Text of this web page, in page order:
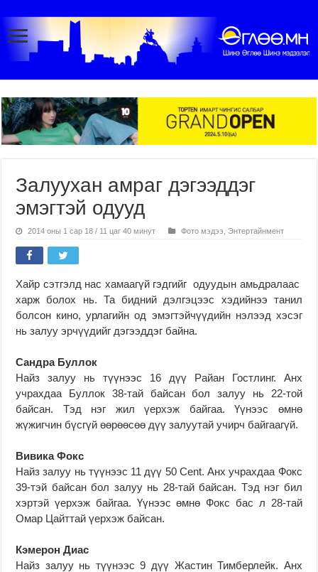
Залуухан амраг дэгээддэг
эмэгтэй одууд
2014 оны 1 сар 18 / 11 цаг 40 минут Фото мэдээ Энтертайнмент
Хайр сэтгэлд нас хамаагүй гэдгийг одуудын амьдралаас
харж болох нь. Та бидний дэлгэцээс хэдийнээ танил
болсон кино, урлагийн од эмэгтэйчүүдийн нэлээд хэсэг
нь залуу эрчүүдийг дэгээддэг байна.
Сандра Буллок
Найз залуу нь түүнээс 16 дүү Райан Гостлинг. Анх
учрахдаа Буллок 38-тай байсан бол залуу нь 22-той
байсан. Тэд нэг жил үерхэж байгаа. Үүнээс өмнө
жүжигчин бүсгүй өөрөөсөө дүү залуутай учирч байгаагүй.
Вивика Фокс
Найз залуу нь түүнээс 11 дүү 50 Cent. Анх учрахдаа Фокс
39-тэй байсан бол залуу нь 28-тай байсан. Тэд нэг бил
хэртэй үерхэж байгаа. Үүнээс өмнө Фокс бас л 28-тай
Омар Цайттай үерхэж байсан.
Кэмерон Диас
Найз залуу нь түүнээс 9 дүү Жастин Тимберлейк. Анх